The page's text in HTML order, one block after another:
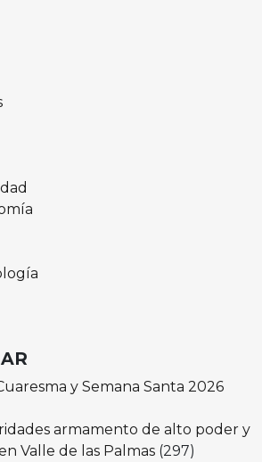
y Semana Santa 2026
armamento de alto poder y
Valle de las Palmas (297)